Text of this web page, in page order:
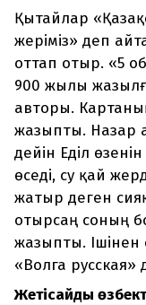
Қытайлар
жеріміз» деп
оттап отыр. «5
900 жылы
авторы.
жазыпты. Назар
дейін Еділ
өседі, су қай
жатыр деген
отырсаң соның
жазыпты.
«Волга русская»
Жетісайды